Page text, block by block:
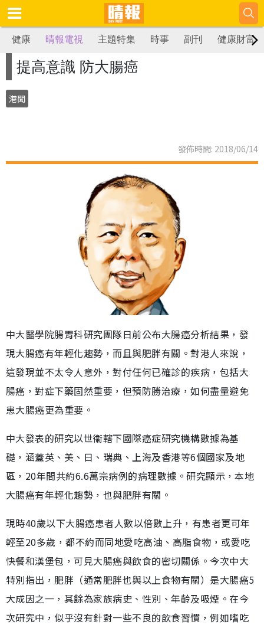
健康 晴報電視 主題特集 時事 副刊 健康財富
提高意識 防大腸癌
港聞
發佈時間: 2018/06/14
中大醫學院腸胃科研究團隊日前公布大腸癌分析結果，發
現大腸癌有年輕化趨勢，而且與肥胖有關。對港人來說，
這發現並不太令人意外，對付任何已確診的疾病，包括大
腸癌，對症下藥固然重要，但預防勝治療，如何盡量避免
患大腸癌更為重要。
中大發表的研究以世衞轄下國際癌症研究機構數據為基
礎，涵蓋英、美、日、瑞典、上海及香港等6個國家及地
區，20年間共約6.6萬宗病例的病理數據。研究顯示，本地
大腸癌有年輕化趨勢，也與肥胖有關。
現時40歲以下大腸癌患者人數以倍數上升，有患者更可年
輕至20多歲，都不約而同地愛吃高油、高脂食物，或愛吃
快餐和漢堡包，可見大腸癌與飲食的密切關係。今次中大
特別指出，肥胖（通常肥胖也與以上食物有關）是大腸癌5
大成因之一，其餘為家族病史、性別、年齡及吸煙。在今
次研究中，似乎沒有針對一些不良的飲食習慣，例如嗜吃